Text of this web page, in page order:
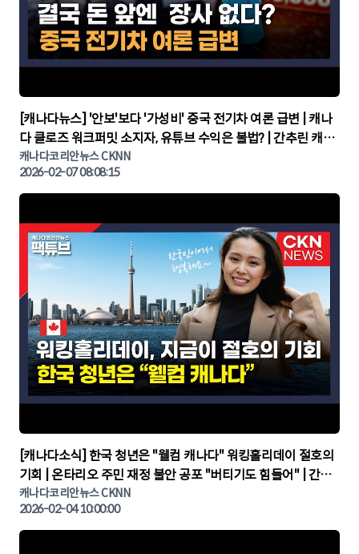
▶
[캐나다뉴스] '안보'보다 '가성비' 중국 전기차 여론 급변 | 캐나
다 클로즈 워크퍼밋 소지자, 유튜브 수익은 불법? | 간추린 캐나
다뉴스 | CKNNEWS, 캐나다코리안뉴스
캐나다코리안뉴스 CKNN
2026-02-07 08:08:15
▶
[캐나다소식] 한국 청년은 "웰컴 캐나다" 워킹홀리데이 절호의
기회 | 온타리오 주민 재정 불안 공포 "버티기도 힘들어" | 간추
린 캐나다뉴스 | CKNNEWS, 캐나다코리안뉴스
캐나다코리안뉴스 CKNN
2026-02-04 10:00:00